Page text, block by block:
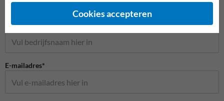
Bedrijfsnaam
E-mailadres*
Cookies accepteren